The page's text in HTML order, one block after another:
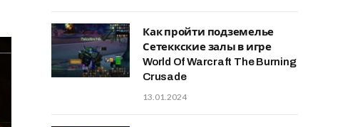
Как пройти подземелье
Сетеккские залы в игре
World Of Warcraft The Burning
Crusade
13.01.2024